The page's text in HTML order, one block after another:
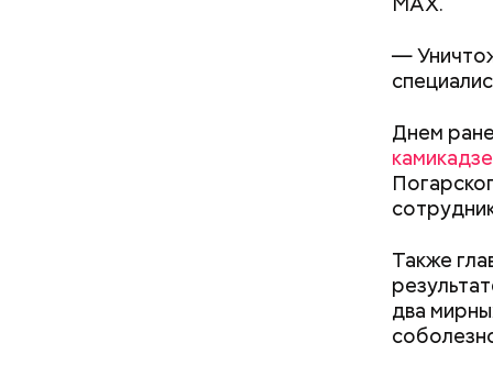
—
Днем
камикадзе
Также
два
деньги
счетами.